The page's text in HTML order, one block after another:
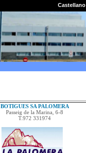
Castellano
BOTIGUES SA PALOMERA
Passeig de la Marina, 6-8
T.972 331974